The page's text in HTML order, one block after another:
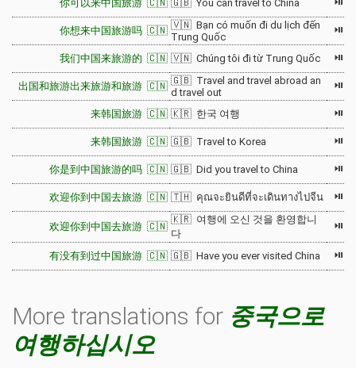
你可以来中国旅游 🇨🇳 🇬🇧 You can travel to China
你想来中国旅游吗 🇨🇳 🇻🇳 Bạn có muốn đi du lịch đến
Trung Quốc
⏯
我们中国来旅游的 🇨🇳 🇻🇳 Chúng tôi đi từ Trung Quốc ⏯
出国和旅游出来旅游和旅游 🇨🇳 🇬🇧 Travel and travel abroad an
d travel out
⏯
来韩国旅游 🇨🇳 🇰🇷 한국 여행 ⏯
来韩国旅游 🇨🇳 🇬🇧 Travel to Korea ⏯
你是到中国旅游的吗 🇨🇳 🇬🇧 Did you travel to China ⏯
欢迎你到中国去旅游 🇨🇳 🇹🇭 คุณจะยินดีที่จะเดินทางไปจีน ⏯
欢迎你到中国去旅游 🇨🇳
🇰🇷 여행에 오신 것을 환영합니
다
⏯
有没有到过中国旅游 🇨🇳 🇬🇧 Have you ever visited China ⏯
More translations for 중국으로
여행하십시오